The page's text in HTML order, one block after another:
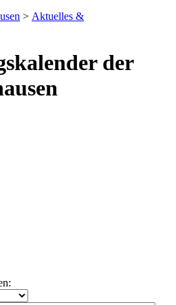
> Aktuelles &
der